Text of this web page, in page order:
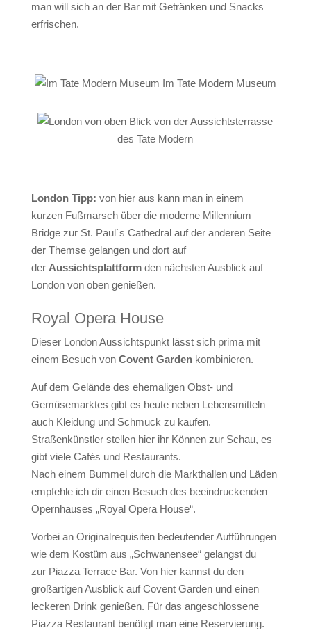
man will sich an der Bar mit Getränken und Snacks
erfrischen.
Im Tate Modern Museum
Blick von der Aussichtsterrasse
des Tate Modern
London Tipp: von hier aus kann man in einem
kurzen Fußmarsch über die moderne Millennium
Bridge zur St. Paul`s Cathedral auf der anderen Seite
der Themse gelangen und dort auf
der Aussichtsplattformden nächsten Ausblick auf
London von oben genießen.
Royal Opera House
Dieser London Aussichtspunkt lässt sich prima mit
einem Besuch von Covent Gardenkombinieren.
Auf dem Gelände des ehemaligen Obst- und
Gemüsemarktes gibt es heute neben Lebensmitteln
auch Kleidung und Schmuck zu kaufen.
Straßenkünstler stellen hier ihr Können zur Schau, es
gibt viele Cafés und Restaurants.
Nach einem Bummel durch die Markthallen und Läden
empfehle ich dir einen Besuch des beeindruckenden
Opernhauses „Royal Opera House“.
Vorbei an Originalrequisiten bedeutender Aufführungen
wie dem Kostüm aus „Schwanensee“ gelangst du
zur Piazza Terrace Bar. Von hier kannst du den
großartigen Ausblick auf Covent Garden und einen
leckeren Drink genießen. Für das angeschlossene
Piazza Restaurant benötigt man eine Reservierung.